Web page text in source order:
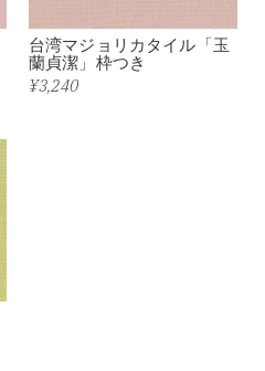
台湾マジョリカタイル「玉
蘭貞潔」枠つき
¥3,240